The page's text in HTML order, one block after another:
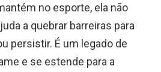
no esporte, ela não
a quebrar barreiras para
persistir. É um legado de
e se estende para a